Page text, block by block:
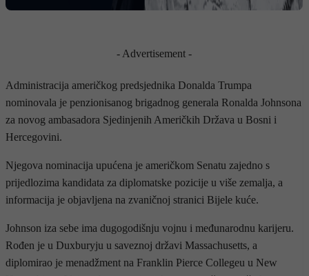
- Advertisement -
Administracija američkog predsjednika Donalda Trumpa
nominovala je penzionisanog brigadnog generala Ronalda Johnsona
za novog ambasadora Sjedinjenih Američkih Država u Bosni i
Hercegovini.
Njegova nominacija upućena je američkom Senatu zajedno s
prijedlozima kandidata za diplomatske pozicije u više zemalja, a
informacija je objavljena na zvaničnoj stranici Bijele kuće.
Johnson iza sebe ima dugogodišnju vojnu i međunarodnu karijeru.
Rođen je u Duxburyju u saveznoj državi Massachusetts, a
diplomirao je menadžment na Franklin Pierce Collegeu u New